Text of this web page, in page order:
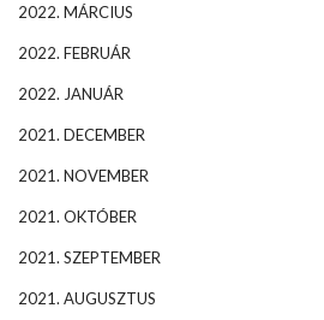
2022. MÁRCIUS
2022. FEBRUÁR
2022. JANUÁR
2021. DECEMBER
2021. NOVEMBER
2021. OKTÓBER
2021. SZEPTEMBER
2021. AUGUSZTUS